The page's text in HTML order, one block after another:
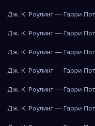
Дж. К. Роулинг — Гарри
Дж. К. Роулинг — Гарри
Дж. К. Роулинг — Гарри
Дж. К. Роулинг — Гарри
Дж. К. Роулинг — Гарри
Дж. К. Роулинг — Гарри